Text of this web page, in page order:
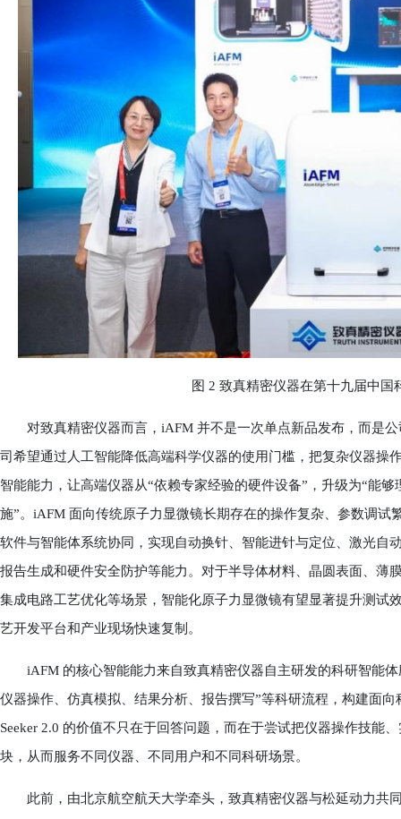
图 2 致真精密仪器在第十九届中国
对致真精密仪器而言，iAFM 并不是一次单点新品发布，而是公
司希望通过人工智能降低高端科学仪器的使用门槛，把复杂仪器操
智能能力，让高端仪器从“依赖专家经验的硬件设备”，升级为“能
施”。iAFM 面向传统原子力显微镜长期存在的操作复杂、参数调
软件与智能体系统协同，实现自动换针、智能进针与定位、激光自
报告生成和硬件安全防护等能力。对于半导体材料、晶圆表面、薄
集成电路工艺优化等场景，智能化原子力显微镜有望显著提升测试
艺开发平台和产业现场快速复制。
iAFM 的核心智能能力来自致真精密仪器自主研发的科研智能体
仪器操作、仿真模拟、结果分析、报告撰写”等科研流程，构建面
Seeker 2.0 的价值不只在于回答问题，而在于尝试把仪器操作技能
块，从而服务不同仪器、不同用户和不同科研场景。
此前，由北京航空航天大学牵头，致真精密仪器与松延动力共